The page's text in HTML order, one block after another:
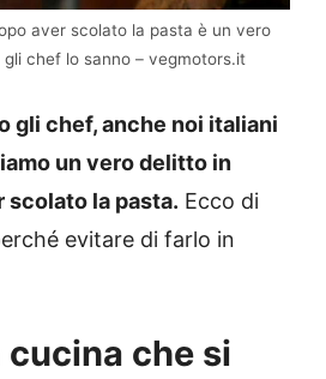
aver scolato la pasta è un vero
chef lo sanno – vegmotors.it
gli chef, anche noi italiani
un vero delitto in
scolato la pasta. Ecco di
evitare di farlo in
che si